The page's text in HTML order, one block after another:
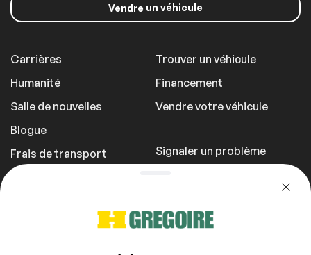
Vendre un véhicule
Carrières
Humanité
Salle de nouvelles
Blogue
Frais de transport
Trouver un véhicule
Financement
Vendre votre véhicule
Signaler un problème